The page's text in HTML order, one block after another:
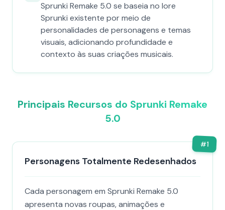
Sprunki Remake 5.0 se baseia no lore
Sprunki existente por meio de
personalidades de personagens e temas
visuais, adicionando profundidade e
contexto às suas criações musicais.
Principais Recursos do Sprunki Remake
5.0
#1
Personagens Totalmente Redesenhados
Cada personagem em Sprunki Remake 5.0
apresenta novas roupas, animações e